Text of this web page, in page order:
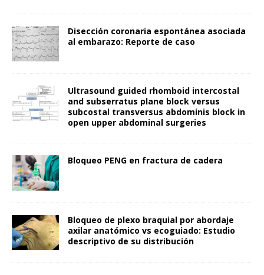
Disección coronaria espontánea asociada
al embarazo: Reporte de caso
Ultrasound guided rhomboid intercostal
and subserratus plane block versus
subcostal transversus abdominis block in
open upper abdominal surgeries
Bloqueo PENG en fractura de cadera
Bloqueo de plexo braquial por abordaje
axilar anatómico vs ecoguiado: Estudio
descriptivo de su distribución